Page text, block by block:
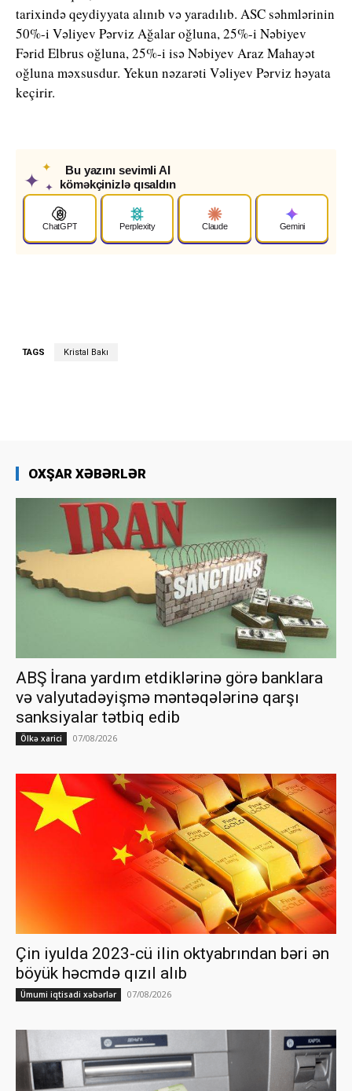
tarixində qeydiyyata alınıb və yaradılıb. ASC səhmlərinin
50%-i Vəliyev Pərviz Ağalar oğluna, 25%-i Nəbiyev
Fərid Elbrus oğluna, 25%-i isə Nəbiyev Araz Mahayət
oğluna məxsusdur. Yekun nəzarəti Vəliyev Pərviz həyata
keçirir.
✦
✦
✦
Bu yazını sevimli AI
köməkçinizlə qısaldın
ChatGPT Perplexity Claude Gemini
TAGS Kristal Bakı
OXŞAR XƏBƏRLƏR
ABŞ İrana yardım etdiklərinə görə banklara
və valyutadəyişmə məntəqələrinə qarşı
sanksiyalar tətbiq edib
Ölkə xarici 07/08/2026
Çin iyulda 2023-cü ilin oktyabrından bəri ən
böyük həcmdə qızıl alıb
Ümumi iqtisadi xəbərlər 07/08/2026